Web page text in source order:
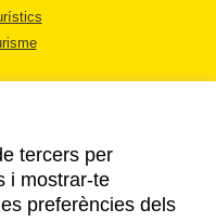
tercers per
i mostrar-te
preferències dels